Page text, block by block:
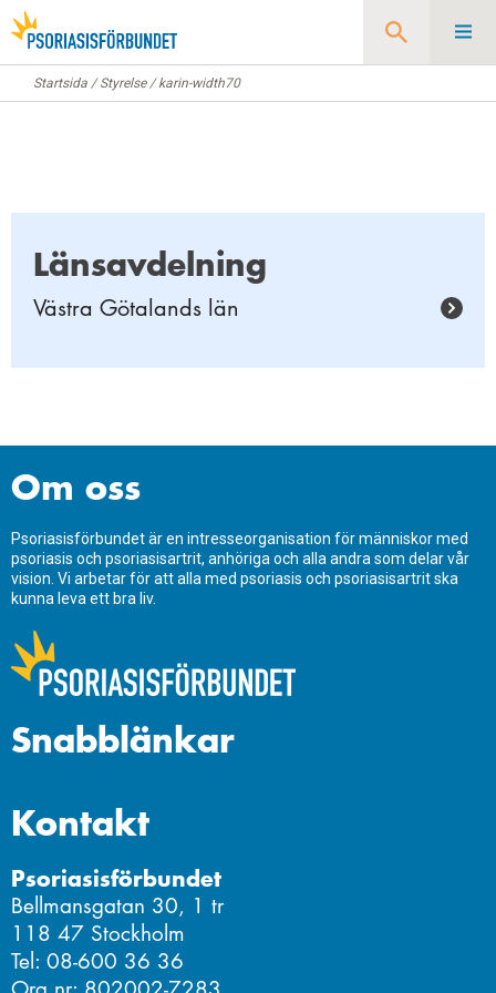
Sök
Startsida /Styrelse/karin-width70
Länsavdelning
Västra Götalands län
Om oss
Psoriasisförbundet är en intresseorganisation för människor med
psoriasis och psoriasisartrit, anhöriga och alla andra som delar vår
vision. Vi arbetar för att alla med psoriasis och psoriasisartrit ska
kunna leva ett bra liv.
Kontakt
Psoriasisförbundet
Bellmansgatan 30, 1 tr
118 47 Stockholm
Tel: 08-600 36 36
Snabblänkar